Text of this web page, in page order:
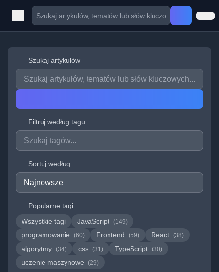
Szukaj artykułów
Filtruj według tagu
Sortuj według
Popularne tagi
Wszystkie tagi
JavaScript (149)
programowanie (60) Frontend (59) React (38)
algorytmy (34) css (31) TypeScript (30)
uczenie maszynowe (29)